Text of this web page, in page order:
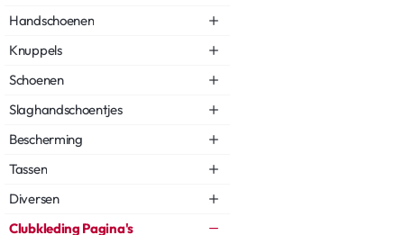
Handschoenen
Knuppels
Schoenen
Slaghandschoentjes
Bescherming
Tassen
Diversen
Clubkleding Pagina's